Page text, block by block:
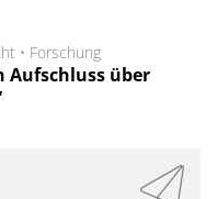
• Forschung
Aufschluss über